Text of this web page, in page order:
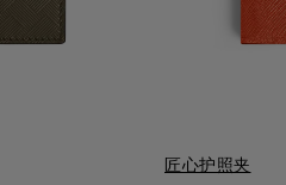
匠心护照夹